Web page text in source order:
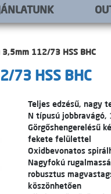
112/73 HSS BHC
73 HSS BHC
Teljes edzésű, nagy
N típusú jobbravágó,
Görgőshengerelésű
fekete felülettel
Oxidbevonatos
Nagyfokú
robusztus
köszönhetően